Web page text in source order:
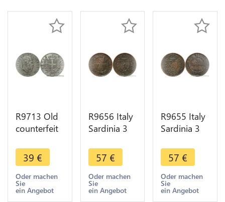
R9713 Old
counterfeit
Vittorio
Emanuele II
1874 M
Milan Lead
39 €
Oder machen
Sie
ein Angebot
R9656 Italy
Sardinia 3
Carlo Felice
1826 L
Turin ->
Make Offer
57 €
Oder machen
Sie
ein Angebot
R9655 Italy
Sardinia 3
Carlo Felice
1826 L
Turin ->
Make Offer
57 €
Oder machen
Sie
ein Angebot